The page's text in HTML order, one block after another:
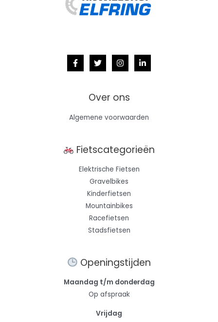
Over ons
Algemene voorwaarden
Fietscategorieën
Elektrische Fietsen
Gravelbikes
Kinderfietsen
Mountainbikes
Racefietsen
Stadsfietsen
Openingstijden
Maandag t/m donderdag
Op afspraak
Vrijdag